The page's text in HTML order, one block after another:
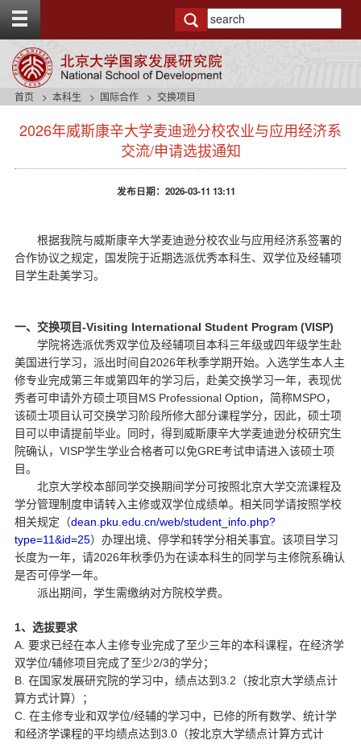
g
t
首页 本科生 国际合作 交换项目
2026年威斯康辛大学麦迪逊分校农业与应用经济系
交流/申请选拔通知
发布日期：2026-03-11 13:11
根据我院与威斯康辛大学麦迪逊分校农业与应用经济系签署的
合作协议之规定，国发院于近期选派优秀本科生、双学位及经辅项
目学生赴美学习。
一、交换项目 -Visiting International Student Program (VISP)
学院将选派优秀双学位及经辅项目本科三年级或四年级学生赴
美国进行学习，派出时间自 2026年秋季学期开始。入选学生本人主
修专业完成第三年或第四年的学习后，赴美交换学习一年，表现优
秀者可申请外方硕士项目 MS Professional Option ，简称MSPO，
该硕士项目认可交换学习阶段所修大部分课程学分，因此，硕士项
目可以申请提前毕业。同时，得到威斯康辛大学麦迪逊分校研究生
院确认， VISP学生学业合格者可以免GRE考试申请进入该硕士项
目。
北京大学校本部同学交换期间学分可按照北京大学交流课程及
学分管理制度申请转入主修或双学位成绩单。相关同学请按照学校
相关规定（dean.pku.edu.cn/web/student_info.php?
type=11&id=25）办理出境、停学和转学分相关事宜。该项目学习
长度为一年，请2026年秋季仍为在读本科生的同学与主修院系确认
是否可停学一年。
派出期间，学生需缴纳对方院校学费。
1、选拔要求
A. 要求已经在本人主修专业完成了至少三年的本科课程，在经济学
双学位/辅修项目完成了至少2/3的学分；
B. 在国家发展研究院的学习中，绩点达到 3.2 （按北京大学绩点计
算方式计算）；
C. 在主修专业和双学位/经辅的学习中，已修的所有数学、统计学
和经济学课程的平均绩点达到 3.0 （按北京大学绩点计算方式计